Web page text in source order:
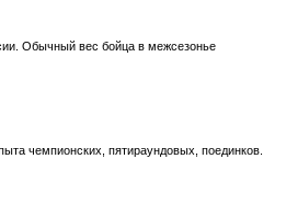
Обычный вес бойца в межсезонье
чемпионских, пятираундовых, поединков.